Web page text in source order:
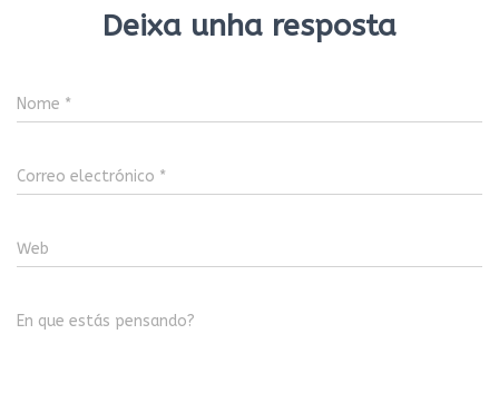
Deixa unha resposta
Nome *
Correo electrónico *
Web
En que estás pensando?